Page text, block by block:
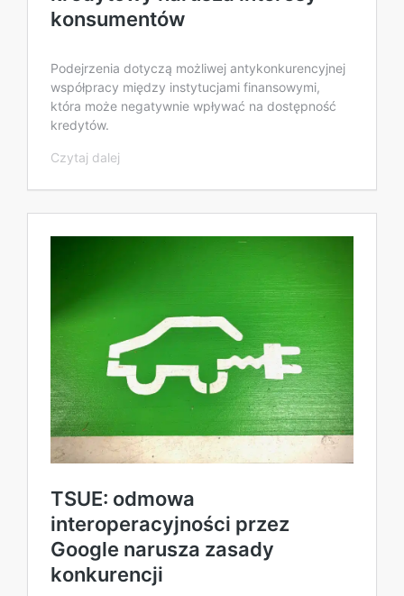
konsumentów
Podejrzenia dotyczą możliwej antykonkurencyjnej
współpracy między instytucjami finansowymi,
która może negatywnie wpływać na dostępność
kredytów.
Czytaj dalej
TSUE: odmowa
interoperacyjności przez
Google narusza zasady
konkurencji